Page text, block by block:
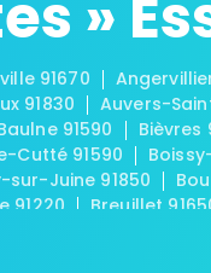
»
91670
91830 Auvers-
91590 Bièvres
Cutté 91590
sur-Juine 91850
91220 Breuillet